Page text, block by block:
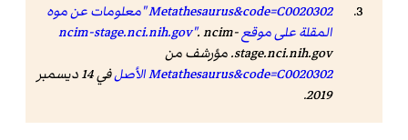
Metathesaurus&code=C0020302 "معلومات عن موه
المقلة على موقع ncim-stage.nci.nih.gov". ncim-
stage.nci.nih.gov. مؤرشف من
Metathesaurus&code=C0020302 الأصل
في 14 ديسمبر
2019.